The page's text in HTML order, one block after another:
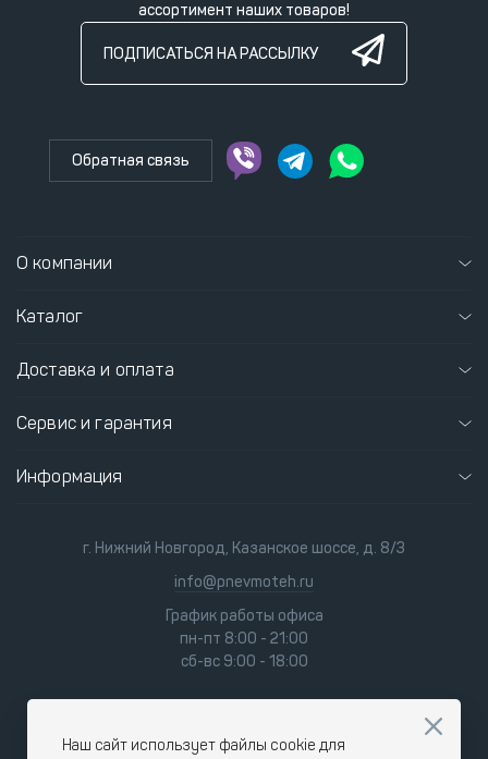
ассортимент наших товаров!
ПОДПИСАТЬСЯ НА РАССЫЛКУ
Обратная связь
О компании
Каталог
Доставка и оплата
Сервис и гарантия
Информация
г. Нижний Новгород, Казанское шоссе, д. 8/3
info@pnevmoteh.ru
График работы офиса
пн-пт 8:00 - 21:00
сб-вс 9:00 - 18:00
Наш сайт использует файлы cookie для